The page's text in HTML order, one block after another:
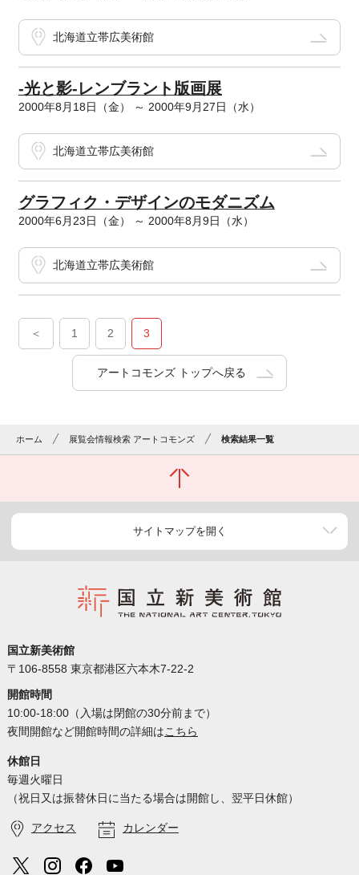
北海道立帯広美術館
-光と影-レンブラント版画展
2000年8月18日（金） ～ 2000年9月27日（水）
北海道立帯広美術館
グラフィク・デザインのモダニズム
2000年6月23日（金） ～ 2000年8月9日（水）
北海道立帯広美術館
＜ 1 2 3
アートコモンズ トップへ戻る
ホーム 展覧会情報検索 アートコモンズ 検索結果一覧
サイトマップを開く
国立新美術館
〒106-8558 東京都港区六本木7-22-2
開館時間
10:00-18:00（入場は閉館の30分前まで）
夜間開館など開館時間の詳細はこちら
休館日
毎週火曜日
（祝日又は振替休日に当たる場合は開館し、翌平日休館）
アクセス カレンダー